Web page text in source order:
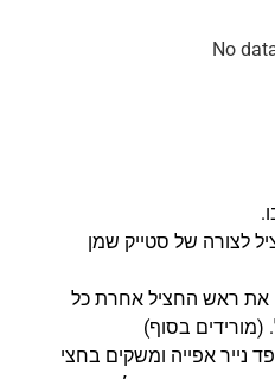
No
לצורה של סטייק שמן
את ראש החציל אחרת כל
(מורידים בסוף)
נייר אפייה ומשקים בחצי